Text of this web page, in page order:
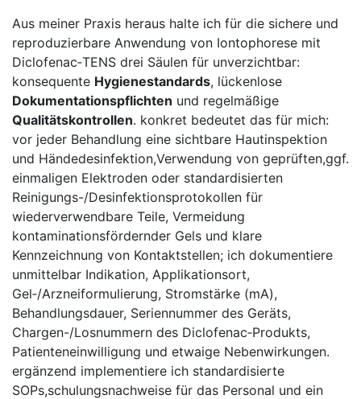
Aus meiner Praxis heraus ‌halte ich für die sichere und
reproduzierbare Anwendung von Iontophorese mit
Diclofenac‑TENS drei Säulen für unverzichtbar:
konsequente Hygienestandards, lückenlose
Dokumentationspflichten und regelmäßige
Qualitätskontrollen. konkret bedeutet ⁣das für mich:
vor jeder Behandlung eine sichtbare Hautinspektion
und Händedesinfektion,Verwendung von geprüften,ggf.
einmaligen Elektroden oder⁤ standardisierten
Reinigungs-/Desinfektionsprotokollen für
wiederverwendbare Teile, Vermeidung ​
kontaminationsfördernder Gels und klare
Kennzeichnung von‌ Kontaktstellen; ich ⁤dokumentiere
unmittelbar Indikation, Applikationsort,
Gel‑/Arzneiformulierung,‌ Stromstärke (mA),
Behandlungsdauer, ‌Seriennummer des Geräts,
Chargen-/Losnummern des Diclofenac‑Produkts,
Patienteneinwilligung⁤ und etwaige Nebenwirkungen.
ergänzend implementiere ich standardisierte
SOPs,schulungsnachweise für ‌das Personal und ein